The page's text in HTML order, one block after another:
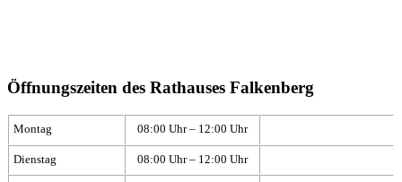
Öffnungszeiten des Rathauses Falkenberg
Montag 08:00 Uhr – 12:00 Uhr
Dienstag 08:00 Uhr – 12:00 Uhr